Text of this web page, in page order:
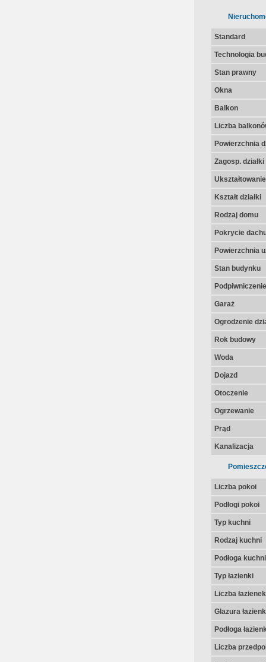
Standard
Technologia
Stan prawny
Okna
Balkon
Liczba
Powierzchnia
Zagosp. działki
Kształt działki
Rodzaj domu
Pokrycie
Powierzchnia
Stan budynku
Podpiwniczenie
Garaż
Ogrodzenie
Rok budowy
Woda
Dojazd
Otoczenie
Ogrzewanie
Prąd
Kanalizacja
Liczba pokoi
Podłogi pokoi
Typ kuchni
Rodzaj kuchni
Podłoga kuchni
Typ łazienki
Liczba łazienek
Glazura
Podłoga
Liczba